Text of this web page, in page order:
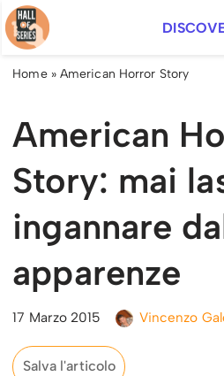
Vai
al
Home» American Horror Story
American
Story: mai
ingannare
apparenze
17 Marzo 2015 Vincenzo
Salva l'articolo